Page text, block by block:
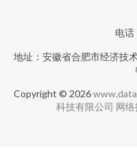
电
地址：安徽省合肥市经济技
Copyright © 2026
科技有限公司 网